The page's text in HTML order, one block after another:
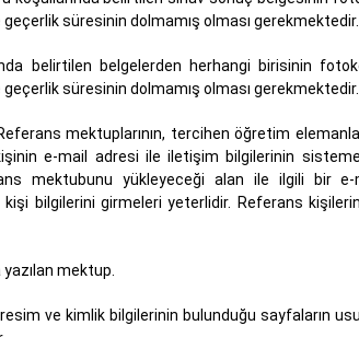
süresinin dolmamış olması gerekmektedir.
belirtilen belgelerden herhangi birisinin
süresinin dolmamış olması gerekmektedir.
mektuplarının, tercihen öğretim
e-mail adresi ile iletişim bilgilerinin
mektubunu yükleyeceği alan ile ilgili bir
bilgilerini girmeleri yeterlidir. Referans
mektup.
ve kimlik bilgilerinin bulunduğu sayfaların